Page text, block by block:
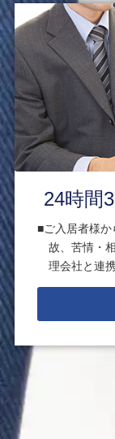
24時間
ご入居者様
故、苦情・
理会社と連